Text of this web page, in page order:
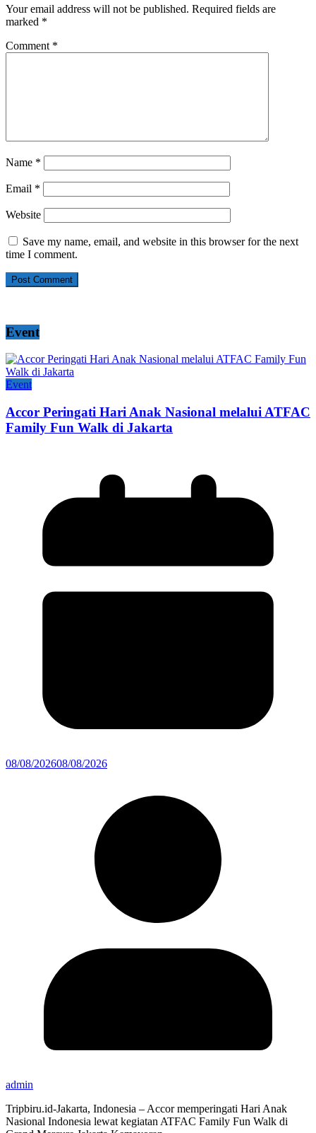
Your email address will not be published. Required fields are
marked *
Comment *
Name *
Email *
Website
Save my name, email, and website in this browser for the next
time I comment.
Event
Event
Accor Peringati Hari Anak Nasional melalui ATFAC
Family Fun Walk di Jakarta
08/08/202608/08/2026
admin
Tripbiru.id-Jakarta, Indonesia – Accor memperingati Hari Anak
Nasional Indonesia lewat kegiatan ATFAC Family Fun Walk di